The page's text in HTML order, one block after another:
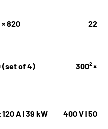
× 820 2200
(set of 4) 300² ×
120 A | 39 kW 400 V | 50